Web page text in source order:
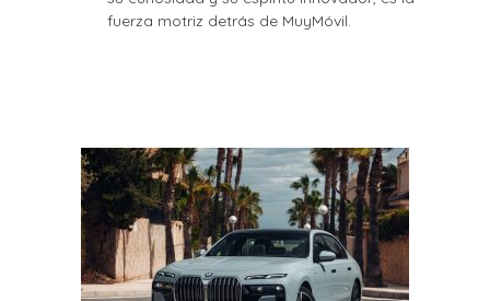
fuerza motriz detrás de MuyMóvil.